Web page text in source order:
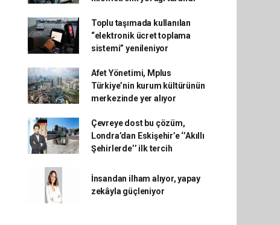
Toplu taşımada kullanılan
“elektronik ücret toplama
sistemi” yenileniyor
Afet Yönetimi, Mplus
Türkiye’nin kurum kültürünün
merkezinde yer alıyor
Çevreye dost bu çözüm,
Londra’dan Eskişehir’e ‘’Akıllı
Şehirlerde’’ ilk tercih
İnsandan ilham alıyor, yapay
zekâyla güçleniyor